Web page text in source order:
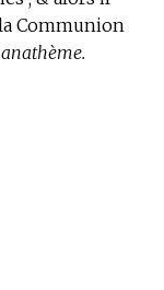
Communion